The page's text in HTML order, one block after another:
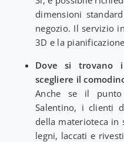
dimensioni
negozio. Il servizio
3D e la
Dove si trovano
scegliere il
Anche se il
Salentino, i clienti
della materioteca in
legni, laccati e